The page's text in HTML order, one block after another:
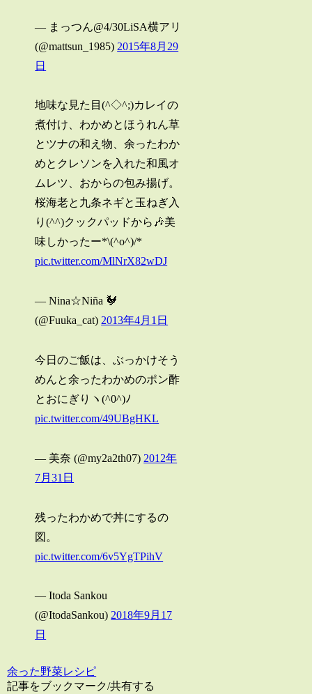
— まっつん@4/30LiSA横アリ
(@mattsun_1985) 2015年8月29
日
地味な見た目(^◇^;)カレイの
煮付け、わかめとほうれん草
とツナの和え物、余ったわか
めとクレソンを入れた和風オ
ムレツ、おからの包み揚げ。
桜海老と九条ネギと玉ねぎ入
り(^^)クックパッドから🎶美
味しかったー*\(^o^)/*
pic.twitter.com/MlNrX82wDJ
— Nina☆Niña 🐓
(@Fuuka_cat) 2013年4月1日
今日のご飯は、ぶっかけそう
めんと余ったわかめのポン酢
とおにぎりヽ(^0^)ﾉ
pic.twitter.com/49UBgHKL
— 美奈 (@my2a2th07) 2012年
7月31日
残ったわかめで丼にするの
図。
pic.twitter.com/6v5YgTPihV
— Itoda Sankou
(@ItodaSankou) 2018年9月17
日
余った野菜レシピ
記事をブックマーク/共有する